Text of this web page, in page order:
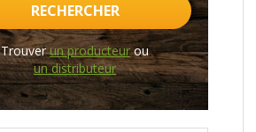
RECHERCHER
Trouverun producteurou
un distributeur